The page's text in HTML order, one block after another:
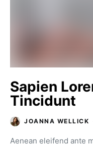
Sapien
Tincidunt
JOANNA WELLICK
Aenean eleifend ante